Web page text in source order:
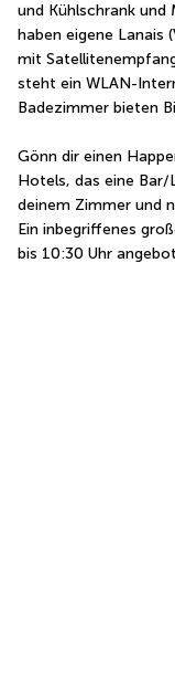
und Kühlschrank und
haben eigene Lanais
mit
steht ein WLAN-
Badezimmer bieten
Gönn dir einen
Hotels, das eine
deinem Zimmer und
Ein inbegriffenes
bis 10:30 Uhr